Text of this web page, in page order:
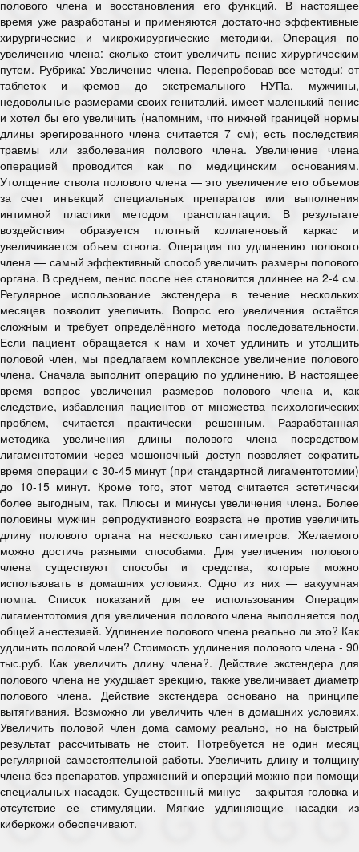
полового члена и восстановления его функций. В настоящее
время уже разработаны и применяются достаточно эффективные
хирургические и микрохирургические методики. Операция по
увеличению члена: сколько стоит увеличить пенис хирургическим
путем. Рубрика: Увеличение члена. Перепробовав все методы: от
таблеток и кремов до экстремального НУПа, мужчины,
недовольные размерами своих гениталий. имеет маленький пенис
и хотел бы его увеличить (напомним, что нижней границей нормы
длины эрегированного члена считается 7 см); есть последствия
травмы или заболевания полового члена. Увеличение члена
операцией проводится как по медицинским основаниям.
Утолщение ствола полового члена — это увеличение его объемов
за счет инъекций специальных препаратов или выполнения
интимной пластики методом трансплантации. В результате
воздействия образуется плотный коллагеновый каркас и
увеличивается объем ствола. Операция по удлинению полового
члена — самый эффективный способ увеличить размеры полового
органа. В среднем, пенис после нее становится длиннее на 2-4 см.
Регулярное использование экстендера в течение нескольких
месяцев позволит увеличить. Вопрос его увеличения остаётся
сложным и требует определённого метода последовательности.
Если пациент обращается к нам и хочет удлинить и утолщить
половой член, мы предлагаем комплексное увеличение полового
члена. Сначала выполнит операцию по удлинению. В настоящее
время вопрос увеличения размеров полового члена и, как
следствие, избавления пациентов от множества психологических
проблем, считается практически решенным. Разработанная
методика увеличения длины полового члена посредством
лигаментотомии через мошоночный доступ позволяет сократить
время операции с 30-45 минут (при стандартной лигаментотомии)
до 10-15 минут. Кроме того, этот метод считается эстетически
более выгодным, так. Плюсы и минусы увеличения члена. Более
половины мужчин репродуктивного возраста не против увеличить
длину полового органа на несколько сантиметров. Желаемого
можно достичь разными способами. Для увеличения полового
члена существуют способы и средства, которые можно
использовать в домашних условиях. Одно из них — вакуумная
помпа. Список показаний для ее использования Операция
лигаментотомия для увеличения полового члена выполняется под
общей анестезией. Удлинение полового члена реально ли это? Как
удлинить половой член? Стоимость удлинения полового члена - 90
тыс.руб. Как увеличить длину члена?. Действие экстендера для
полового члена не ухудшает эрекцию, также увеличивает диаметр
полового члена. Действие экстендера основано на принципе
вытягивания. Возможно ли увеличить член в домашних условиях.
Увеличить половой член дома самому реально, но на быстрый
результат рассчитывать не стоит. Потребуется не один месяц
регулярной самостоятельной работы. Увеличить длину и толщину
члена без препаратов, упражнений и операций можно при помощи
специальных насадок. Существенный минус – закрытая головка и
отсутствие ее стимуляции. Мягкие удлиняющие насадки из
киберкожи обеспечивают.